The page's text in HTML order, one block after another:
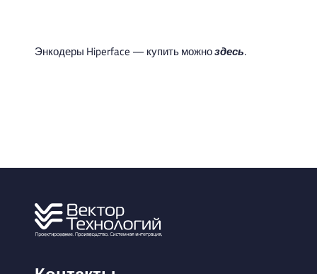
Энкодеры Hiperface — купить можноздесь.